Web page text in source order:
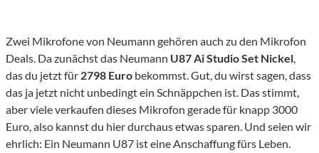
Zwei Mikrofone von Neumann gehören auch zu den Mikrofon
Deals. Da zunächst das Neumann U87 Ai Studio Set Nickel,
das du jetzt für 2798 Euro bekommst. Gut, du wirst sagen, dass
das ja jetzt nicht unbedingt ein Schnäppchen ist. Das stimmt,
aber viele verkaufen dieses Mikrofon gerade für knapp 3000
Euro, also kannst du hier durchaus etwas sparen. Und seien wir
ehrlich: Ein Neumann U87 ist eine Anschaffung fürs Leben.